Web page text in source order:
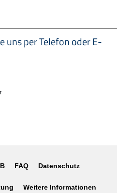
uns per Telefon oder E-
FAQ Datenschutz
Weitere Informationen